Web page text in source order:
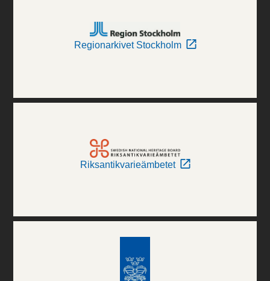
Regionarkivet Stockholm
Riksantikvarieämbetet